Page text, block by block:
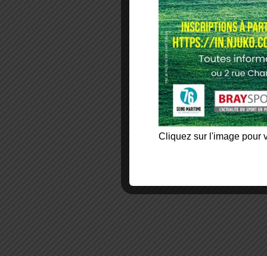
Cliquez sur l'image pour